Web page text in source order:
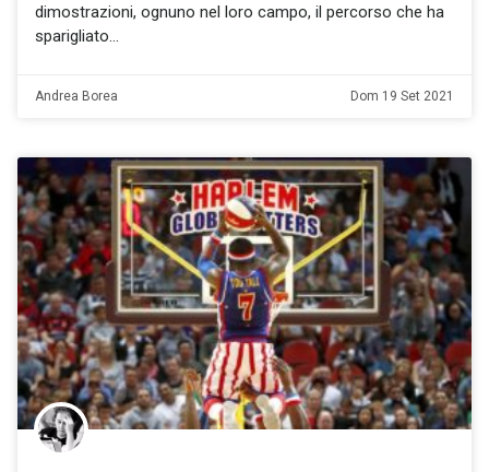
dimostrazioni, ognuno nel loro campo, il percorso che ha
sparigliato
Andrea Borea Dom 19 Set 2021